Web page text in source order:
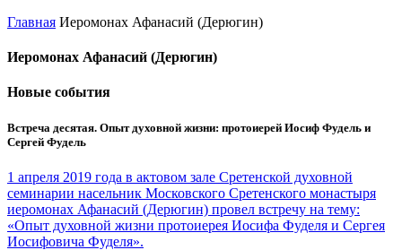
Главная Иеромонах Афанасий (Дерюгин)
Иеромонах Афанасий (Дерюгин)
Новые события
Встреча десятая. Опыт духовной жизни: протоиерей Иосиф Фудель и
Сергей Фудель
1 апреля 2019 года в актовом зале Сретенской духовной
семинарии насельник Московского Сретенского монастыря
иеромонах Афанасий (Дерюгин) провел встречу на тему:
«Опыт духовной жизни протоиерея Иосифа Фуделя и Сергея
Иосифовича Фуделя».